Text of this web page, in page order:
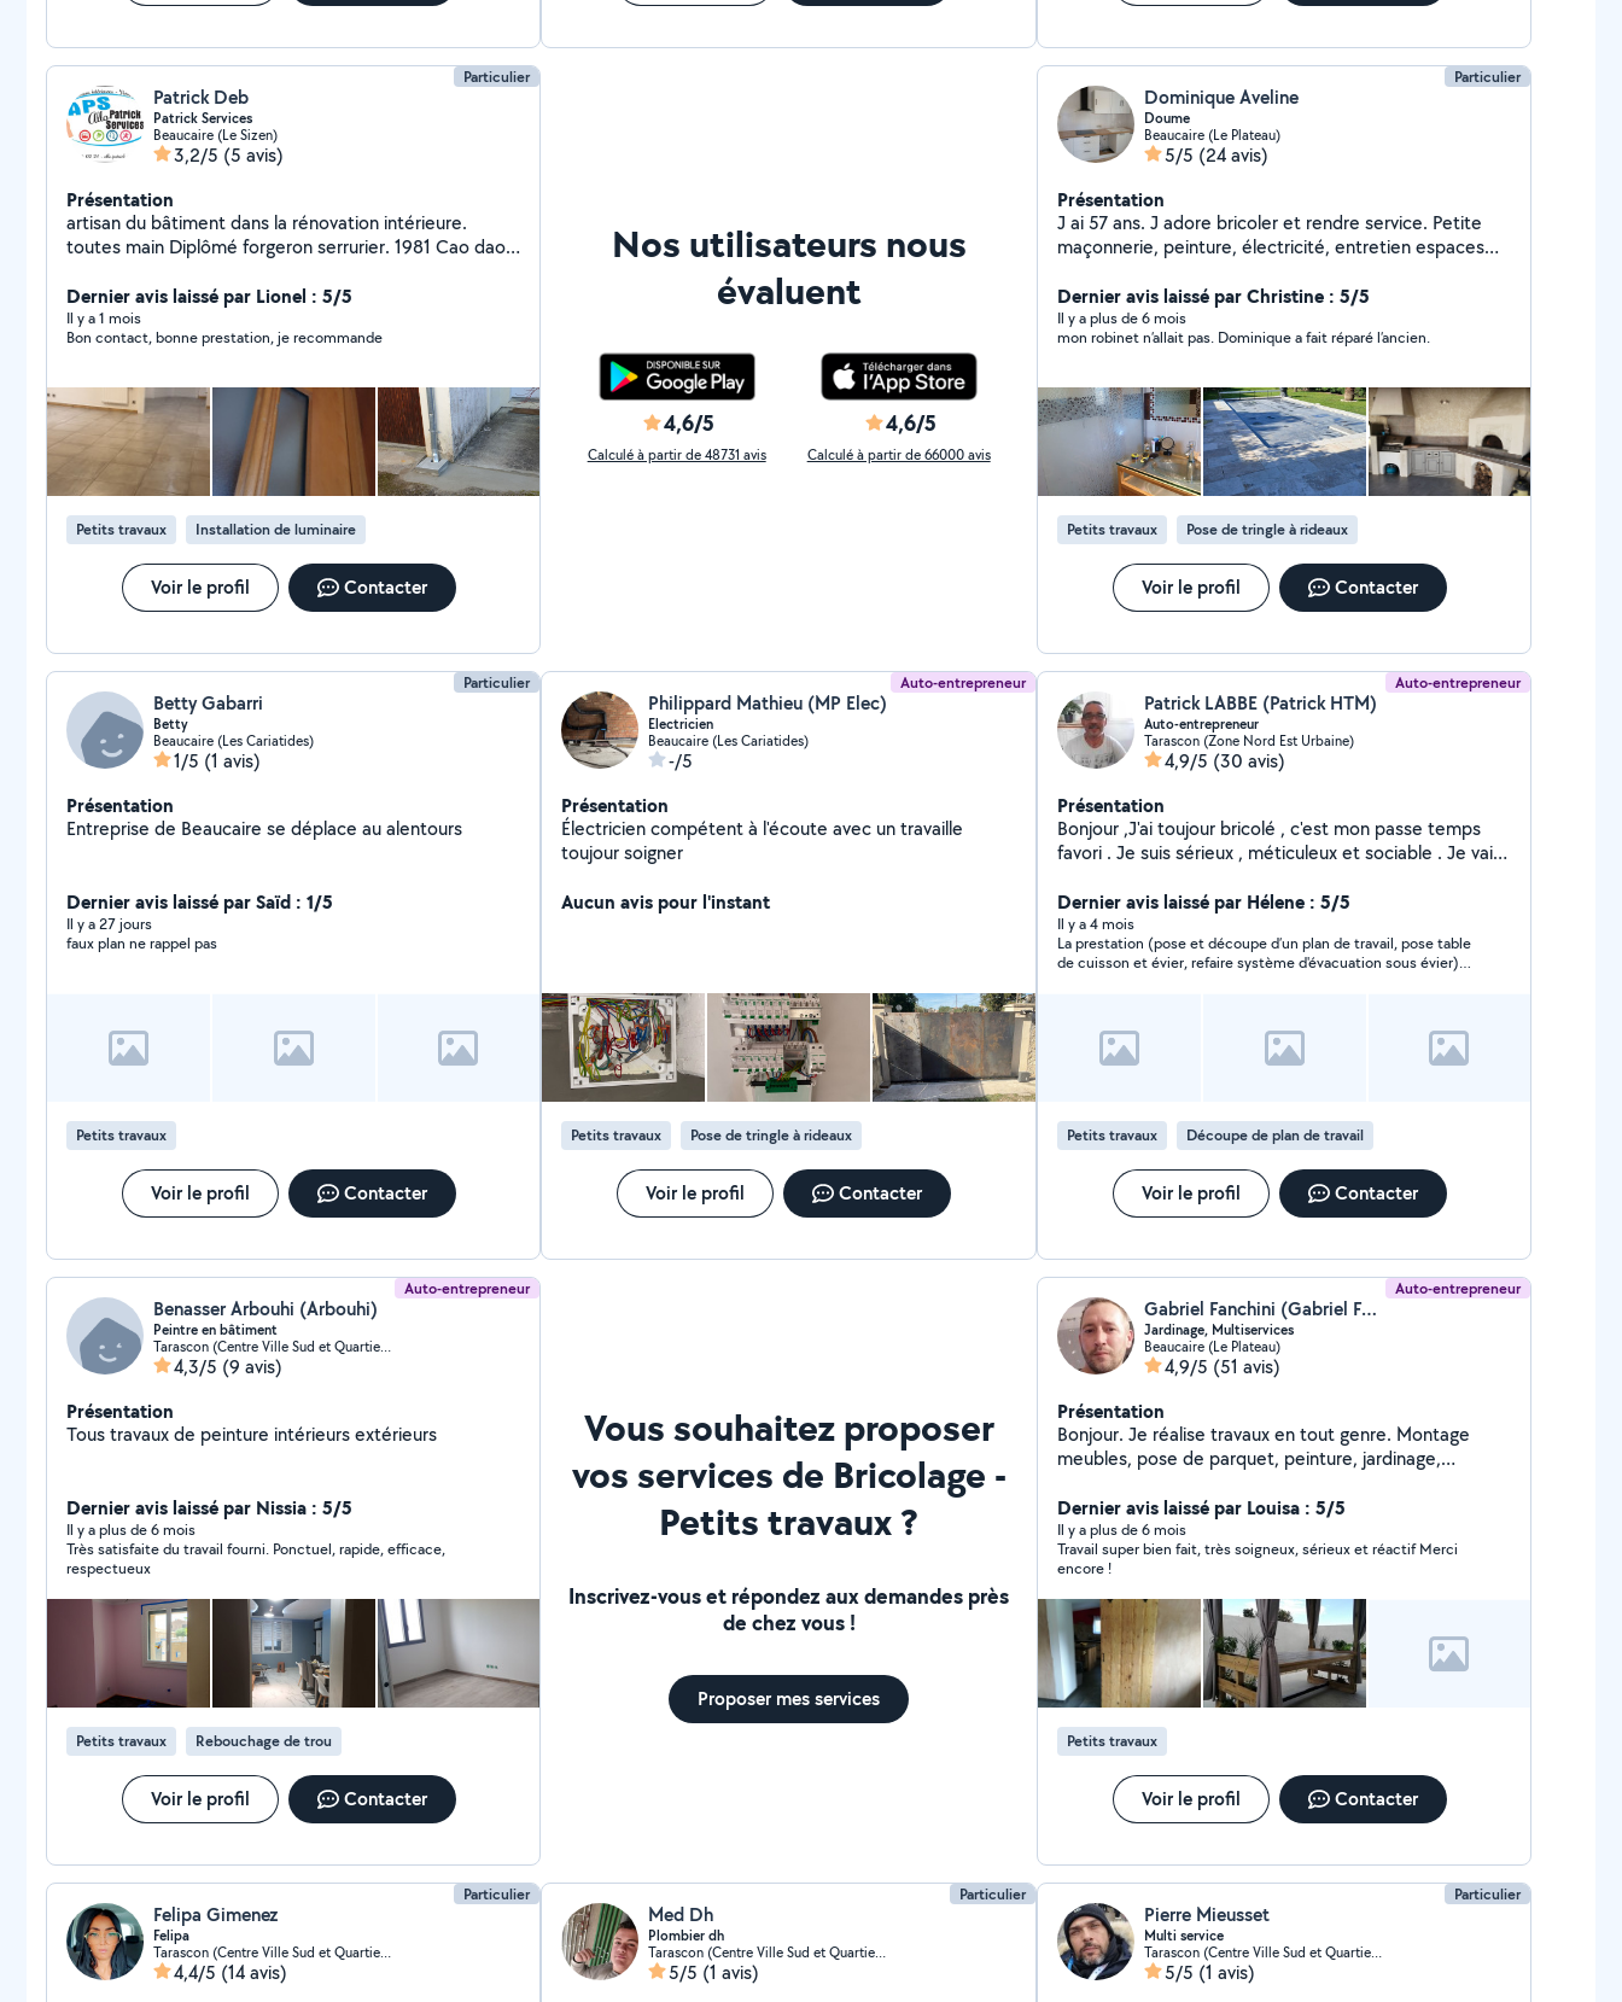
Particulier
Patrick Deb
Patrick Services
Beaucaire (Le Sizen)
3,2/5 (5 avis)
Présentation
artisan du bâtiment dans la rénovation intérieure.
toutes main Diplômé forgeron serrurier. 1981 Cao dao
mes services pour: Agencement design montage
installation de meuble, cabine de douche, salle de bain.
pose cuisine, dressing, Pose rideaux roulant,
dao 2D 3D ( pour découpe, plans , imprimante ......)
Dernier avis laissé par Lionel : 5/5
Il y a 1 mois
Bon contact, bonne prestation, je recommande
Petits travaux Installation de luminaire
Voir le profil Contacter
Nos utilisateurs nous
évaluent
4,6/5
Calculé à partir de 48731 avis
4,6/5
Calculé à partir de 66000 avis
Particulier
Dominique Aveline
Doume
Beaucaire (Le Plateau)
5/5 (24 avis)
Présentation
J ai 57 ans. J adore bricoler et rendre service. Petite
maçonnerie, peinture, électricité, entretien espaces
disposition pour un travail sérieux et soigné.
Dernier avis laissé par Christine : 5/5
Il y a plus de 6 mois
mon robinet n’allait pas. Dominique a fait réparé l’ancien.
Petits travaux Pose de tringle à rideaux
Voir le profil Contacter
Particulier
Betty Gabarri
Betty
Beaucaire (Les Cariatides)
1/5 (1 avis)
Présentation
Entreprise de Beaucaire se déplace au alentours
Dernier avis laissé par Saïd : 1/5
Il y a 27 jours
faux plan ne rappel pas
Petits travaux
Voir le profil Contacter
Auto-entrepreneur
Philippard Mathieu (MP Elec)
Electricien
Beaucaire (Les Cariatides)
-/5
Présentation
Électricien compétent à l'écoute avec un travaille
toujour soigner
Aucun avis pour l'instant
Petits travaux Pose de tringle à rideaux
Voir le profil Contacter
Auto-entrepreneur
Patrick LABBE (Patrick HTM)
Auto-entrepreneur
Tarascon (Zone Nord Est Urbaine)
4,9/5 (30 avis)
Présentation
Bonjour ,J'ai toujour bricolé , c'est mon passe temps
favori . Je suis sérieux , méticuleux et sociable . Je vais
bientotPatrick
Dernier avis laissé par Hélene : 5/5
Il y a 4 mois
La prestation (pose et découpe d’un plan de travail, pose table
de cuisson et évier, refaire système d'évacuation sous évier)
Petits travaux Découpe de plan de travail
Voir le profil Contacter
Auto-entrepreneur
Benasser Arbouhi (Arbouhi)
Peintre en bâtiment
Tarascon (Centre Ville Sud et Quartier Marly)
4,3/5 (9 avis)
Présentation
Tous travaux de peinture intérieurs extérieurs
Dernier avis laissé par Nissia : 5/5
Il y a plus de 6 mois
Très satisfaite du travail fourni. Ponctuel, rapide, efficace,
respectueux
Petits travaux Rebouchage de trou
Voir le profil Contacter
Vous souhaitez proposer
vos services de Bricolage -
Petits travaux ?
Inscrivez-vous et répondez aux demandes près
de chez vous !
Proposer mes services
Auto-entrepreneur
Gabriel Fanchini (Gabriel Fanchini aménagement)
Jardinage, Multiservices
Beaucaire (Le Plateau)
4,9/5 (51 avis)
Présentation
Bonjour. Je réalise travaux en tout genre. Montage
meubles, pose de parquet, peinture, jardinage,
également des meubles sur mesure. Travail sérieux et
soigné.
Dernier avis laissé par Louisa : 5/5
Il y a plus de 6 mois
Travail super bien fait, très soigneux, sérieux et réactif Merci
encore !
Petits travaux
Voir le profil Contacter
Particulier
Felipa Gimenez
Felipa
Tarascon (Centre Ville Sud et Quartier Marly)
4,4/5 (14 avis)
Particulier
Med Dh
Plombier dh
Tarascon (Centre Ville Sud et Quartier Marly)
5/5 (1 avis)
Particulier
Pierre Mieusset
Multi service
Tarascon (Centre Ville Sud et Quartier Marly)
5/5 (1 avis)